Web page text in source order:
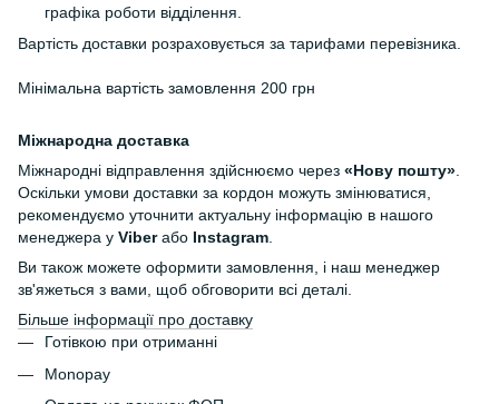
графіка роботи відділення.
Вартість доставки розраховується за тарифами перевізника.
Мінімальна вартість замовлення 200 грн
Міжнародна доставка
Міжнародні відправлення здійснюємо через «Нову пошту».
Оскільки умови доставки за кордон можуть змінюватися,
рекомендуємо уточнити актуальну інформацію в нашого
менеджера у Viberабо Instagram.
Ви також можете оформити замовлення, і наш менеджер
зв'яжеться з вами, щоб обговорити всі деталі.
Більше інформації про доставку
Готівкою при отриманні
Monopay